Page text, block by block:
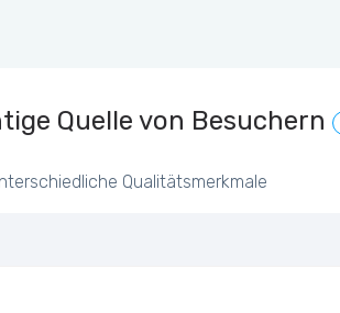
Quelle von Besuchern
Qualitätsmerkmale